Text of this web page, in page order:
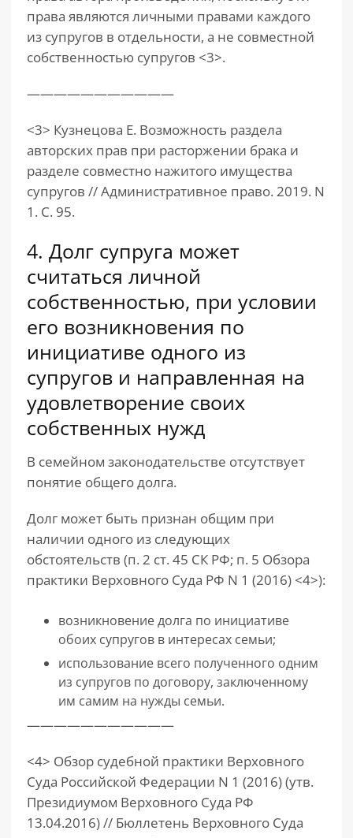
права являются личными правами каждого
из супругов в отдельности, а не совместной
собственностью супругов <3>.
———————————
<3> Кузнецова Е. Возможность раздела
авторских прав при расторжении брака и
разделе совместно нажитого имущества
супругов // Административное право. 2019. N
1. С. 95.
4. Долг супруга может
считаться личной
собственностью, при условии
его возникновения по
инициативе одного из
супругов и направленная на
удовлетворение своих
собственных нужд
В семейном законодательстве отсутствует
понятие общего долга.
Долг может быть признан общим при
наличии одного из следующих
обстоятельств (п. 2 ст. 45 СК РФ; п. 5 Обзора
практики Верховного Суда РФ N 1 (2016) <4>):
возникновение долга по инициативе
обоих супругов в интересах семьи;
использование всего полученного одним
из супругов по договору, заключенному
им самим на нужды семьи.
———————————
<4> Обзор судебной практики Верховного
Суда Российской Федерации N 1 (2016) (утв.
Президиумом Верховного Суда РФ
13.04.2016) // Бюллетень Верховного Суда